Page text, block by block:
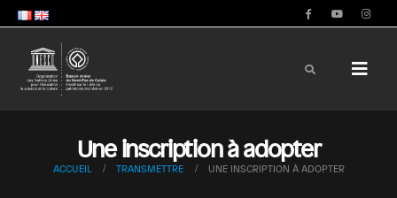
Une inscription à adopter
ACCUEIL TRANSMETTRE UNE INSCRIPTION À ADOPTER